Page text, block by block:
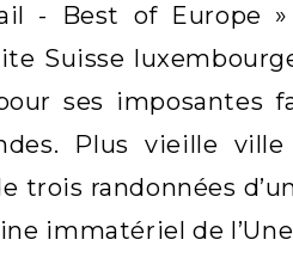
- Best of Europe
Suisse
ses imposantes
Plus vieille ville
trois randonnées
immatériel de